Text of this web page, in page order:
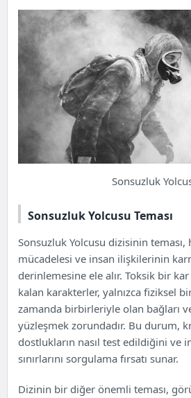
Sonsuzluk
Sonsuzluk Yolcusu Teması
Sonsuzluk Yolcusu dizisinin
mücadelesi ve insan ilişkilerinin
derinlemesine ele alır. Toksik bir kar
kalan karakterler, yalnızca fiziksel
zamanda birbirleriyle olan bağları
yüzleşmek zorundadır. Bu durum,
dostlukların nasıl test edildiğini ve
sınırlarını sorgulama fırsatı sunar.
Dizinin bir diğer önemli teması,